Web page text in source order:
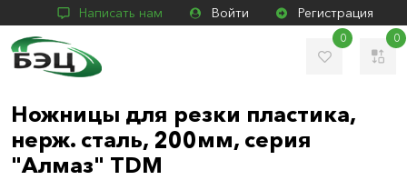
Написать нам Войти Регистрация
0 0
Ножницы для резки пластика,
нерж. сталь, 200мм, серия
"Алмаз" TDM